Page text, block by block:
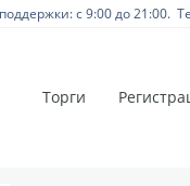
с 9:00 до 21:00.
Торги